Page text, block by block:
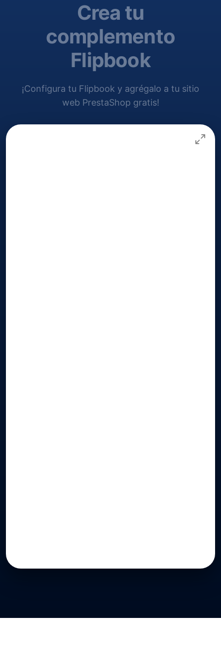
Crea tu
complemento
Flipbook
¡Configura tu Flipbook y agrégalo a tu sitio
web PrestaShop gratis!